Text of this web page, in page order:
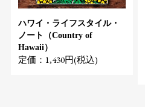
ハワイ・ライフスタイル・
ノート（Country of
Hawaii）
定価：1,430円(税込)